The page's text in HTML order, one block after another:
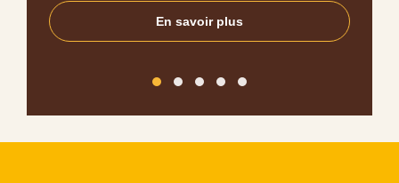
En savoir plus